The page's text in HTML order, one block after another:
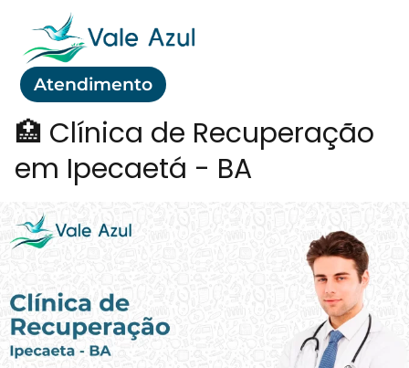
Atendimento
🏥 Clínica de Recuperação
em Ipecaetá - BA